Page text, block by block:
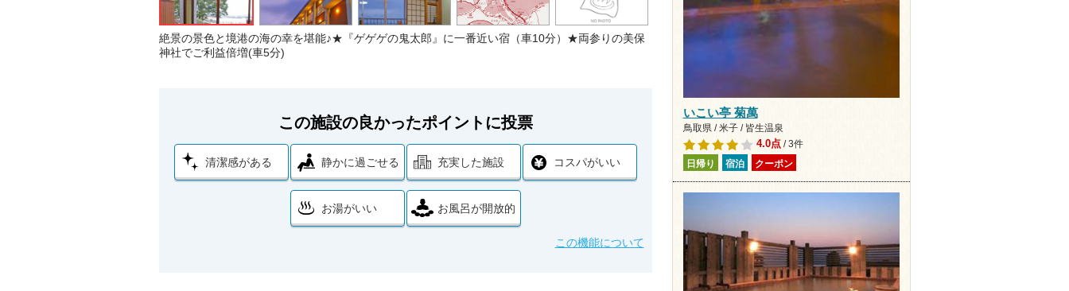
絶景の景色と境港の海の幸を堪能♪★『ゲゲゲの鬼太郎』に一番近い宿（車10分）★両参りの美保
神社でご利益倍増(車5分)
この施設の良かったポイントに投票
清潔感がある 静かに過ごせる 充実した施設 コスパがいい
お湯がいい お風呂が開放的
この機能について
いこい亭 菊萬
鳥取県 / 米子 / 皆生温泉
4.0点/ 3件
日帰り 宿泊 クーポン